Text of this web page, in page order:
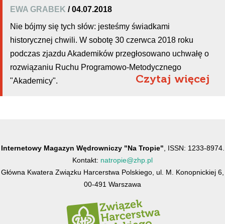
EWA GRABEK / 04.07.2018
Nie bójmy się tych słów: jesteśmy świadkami
historycznej chwili. W sobotę 30 czerwca 2018 roku
podczas zjazdu Akademików przegłosowano uchwałę o
rozwiązaniu Ruchu Programowo-Metodycznego
"Akademicy".
Czytaj więcej
Internetowy Magazyn Wędrowniczy "Na Tropie" , ISSN: 1233-8974.
Kontakt: natropie@zhp.pl
Główna Kwatera Związku Harcerstwa Polskiego, ul. M. Konopnickiej 6,
00-491 Warszawa